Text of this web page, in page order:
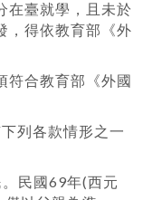
在臺就學，且未於
，得依教育部《外
符合教育部《外國
列各款情形之一
民國69年(西元